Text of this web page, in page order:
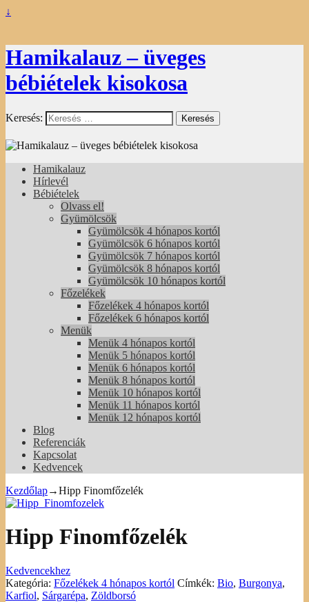
↓
Hamikalauz – üveges
bébiételek kisokosa
Keresés:
Hamikalauz
Hírlevél
Bébiételek
Olvass el!
Gyümölcsök
Gyümölcsök 4 hónapos kortól
Gyümölcsök 6 hónapos kortól
Gyümölcsök 7 hónapos kortól
Gyümölcsök 8 hónapos kortól
Gyümölcsök 10 hónapos kortól
Főzelékek
Főzelékek 4 hónapos kortól
Főzelékek 6 hónapos kortól
Menük
Menük 4 hónapos kortól
Menük 5 hónapos kortól
Menük 6 hónapos kortól
Menük 8 hónapos kortól
Menük 10 hónapos kortól
Menük 11 hónapos kortól
Menük 12 hónapos kortól
Blog
Referenciák
Kapcsolat
Kedvencek
Kezdőlap→Hipp Finomfőzelék
Hipp Finomfőzelék
Kedvencekhez
Kategória: Főzelékek 4 hónapos kortól Címkék: Bio, Burgonya,
Karfiol, Sárgarépa, Zöldborsó